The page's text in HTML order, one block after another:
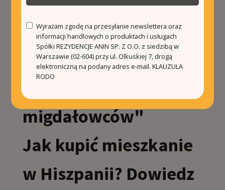
Odkryj uroki Majorki –
wyjazd "Szlakiem
migdałowców"
Jak kupić mieszkanie
w Hiszpanii? Dowiedz
Wyrażam zgodę na przesyłanie newslettera oraz
informacji handlowych o produktach i usługach
Spółki REZYDENCJE ANIN SP. Z O.O. z siedzibą w
Warszawie (02-604) przy ul. Olkuskiej 7, drogą
elektroniczną na podany adres e-mail.KLAUZULA
RODO